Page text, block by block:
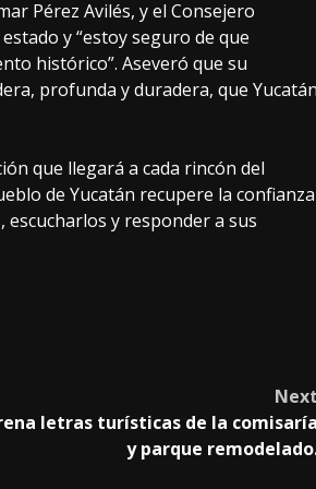
Pérez Avilés, y el Consejero
y “estoy seguro de que
histórico”. Aseveró que su
profunda y duradera, que Yucatán
que llegará a cada rincón del
de Yucatán recupere la confianza
y responder a sus
Next
letras turísticas de la comisaría
y parque